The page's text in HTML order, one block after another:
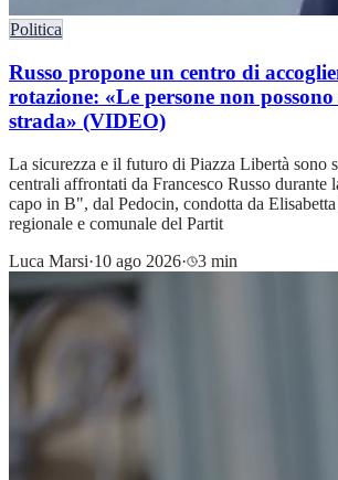
Politica
Russo propone un centro di
rotazione: «Le persone non
strada» (VIDEO)
La sicurezza e il futuro di Piazza Libertà sono
centrali affrontati da Francesco Russo durante
capo in B", dal Pedocin, condotta da
regionale e comunale del Partit
Luca Marsi·10 ago 2026· 3 min